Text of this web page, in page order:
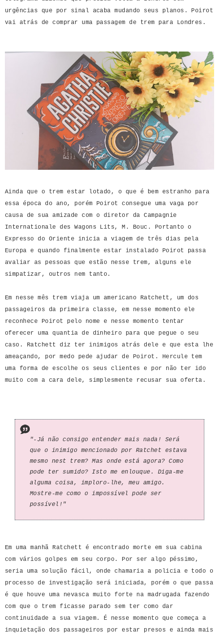
urgências que por sinal acaba mudando seus planos. Poirot
vai atrás de comprar uma passagem de trem para Londres.
Ainda que o trem estar lotado, o que é bem estranho para
essa época do ano, porém Poirot consegue uma vaga por
causa de sua amizade com o diretor da Campagnie
Internationale des Wagons Lits, M. Bouc. Portanto o
Expresso do Oriente inicia a viagem de três dias pela
Europa e quando finalmente estar instalado Poirot passa
avaliar as pessoas que estão nesse trem, alguns ele
simpatizar, outros nem tanto.
Em nesse mês trem viaja um americano Ratchett, um dos
passageiros da primeira classe, em nesse momento ele
reconhece Poirot pelo nome e nesse momento tentar
oferecer uma quantia de dinheiro para que pegue o seu
caso. Ratchett diz ter inimigos atrás dele e que esta lhe
ameaçando, por medo pede ajudar de Poirot. Hercule tem
uma forma de escolhe os seus clientes e por não ter ido
muito com a cara dele, simplesmente recusar sua oferta.
"-Já não consigo entender mais nada! Será
que o inimigo mencionado por Ratchet estava
mesmo nest trem? Mas onde está agora? Como
pode ter sumido? Isto me enlouque. Diga-me
alguma coisa, imploro-lhe, meu amigo.
Mostre-me como o impossível pode ser
possível!"
Em uma manhã Ratchett é encontrado morte em sua cabina
com vários golpes em seu corpo. Por ser algo péssimo,
seria uma solução fácil, onde chamaria a policia e todo o
processo de investigação será iniciada, porém o que passa
é que houve uma nevasca muito forte na madrugada fazendo
com que o trem ficasse parado sem ter como dar
continuidade a sua viagem. É nesse momento que começa a
inquietação dos passageiros por estar presos e ainda mais